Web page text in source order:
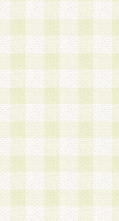
買その他形態を問わず第三者
す。
るログインIDおよびパスワー
用に伴う損害の発生について
他原因の如何を問わず、一切
報
録情報に含まれる氏名・住所
を識別できる情報を当社が別
づき適切に取り扱うものとし
以下の各号に定める目的に利
項以外の目的で個人情報を利
得たうえで利用するものとし
または運営
謝礼、景品、調査サンプル品
メール等の問い合わせなどへ